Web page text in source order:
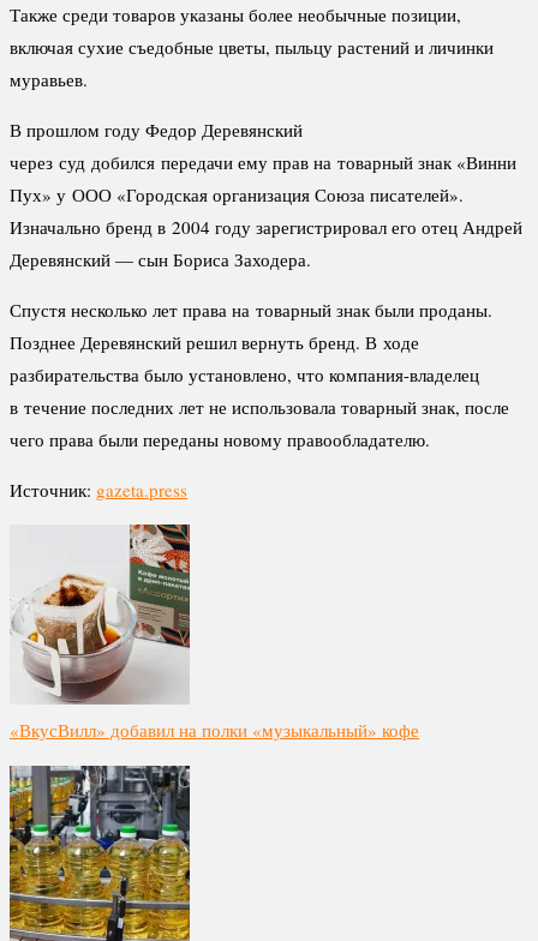
Также среди товаров указаны более необычные позиции,
включая сухие съедобные цветы, пыльцу растений и личинки
муравьев.
В прошлом году Федор Деревянский
через суд добился передачи ему прав на товарный знак «Винни
Пух» у ООО «Городская организация Союза писателей».
Изначально бренд в 2004 году зарегистрировал его отец Андрей
Деревянский — сын Бориса Заходера.
Спустя несколько лет права на товарный знак были проданы.
Позднее Деревянский решил вернуть бренд. В ходе
разбирательства было установлено, что компания-владелец
в течение последних лет не использовала товарный знак, после
чего права были переданы новому правообладателю.
Источник: gazeta.press
«ВкусВилл» добавил на полки «музыкальный» кофе